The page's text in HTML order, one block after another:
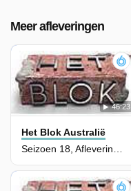
Meer afleveringen
46:23
Het Blok Australië
Seizoen 18, Aflevering 39 - Guest Bedroom & Laundry Continues